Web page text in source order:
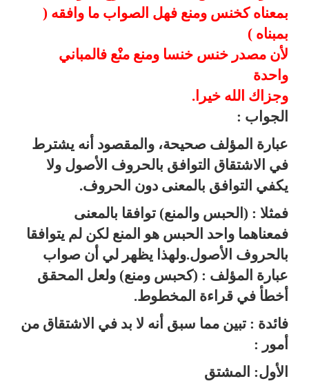
بمعناه كخنس ومنع فهل الصواب ما وافقه (
بمبناه )
لأن مصدر خنس خنسا ومنع منْع فالمباني
واحدة
وجزاك الله خيرا.
الجواب :
عبارة المؤلف صحيحة، والمقصود أنه يشترط
في الاشتقاق التوافق بالحروف الأصول ولا
يكفي التوافق بالمعنى دون الحروف.
فمثلا : (الحبس والمنع) توافقا بالمعنى
فمعناهما واحد الحبس هو المنع لكن لم يتوافقا
بالحروف الأصول.ولهذا يظهر لي أن صواب
عبارة المؤلف : (كحبس ومنع) ولعل المحقق
أخطأ في قراءة المخطوط.
فائدة : تبين مما سبق أنه لا بد في الاشتقاق من
أمور :
الأول: المشتق